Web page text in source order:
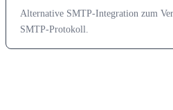
Alternative SMTP-Integration zum
SMTP-Protokoll.